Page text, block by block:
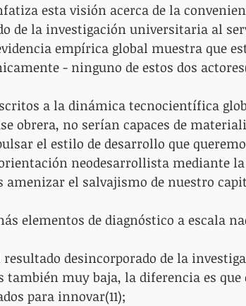
esta visión acerca de la
de la investigación universitaria al
empírica global muestra que
- ninguno de estos dos
a la dinámica tecnocientífica
obrera, no serían capaces de
el estilo de desarrollo que
neodesarrollista mediante
el salvajismo de nuestro
elementos de diagnóstico a escala
desincorporado de la
muy baja, la diferencia es que
para innovar(11);